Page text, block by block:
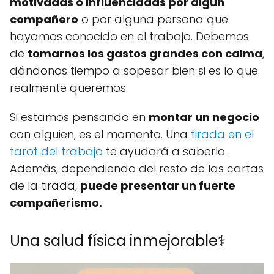
compañero o por alguna persona que
hayamos conocido en el trabajo. Debemos
de tomarnos los gastos grandes con calma,
dándonos tiempo a sopesar bien si es lo que
realmente queremos.
Si estamos pensando en montar un negocio
con alguien, es el momento. Una tirada en el
tarot del trabajo te ayudará a saberlo.
Además, dependiendo del resto de las cartas
de la tirada, puede presentar un fuerte
compañerismo.
Una salud física inmejorable⚕️